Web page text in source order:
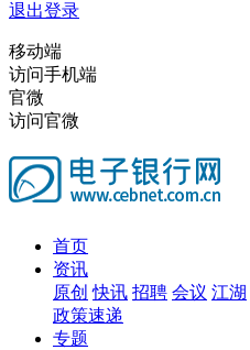
退出登录
移动端
访问手机端
官微
访问官微
首页
资讯
原创 快讯 招聘 会议 江湖
政策速递
专题